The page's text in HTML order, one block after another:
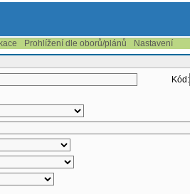
Prohlížení dle oborů/plánů
Nastavení
Kód: